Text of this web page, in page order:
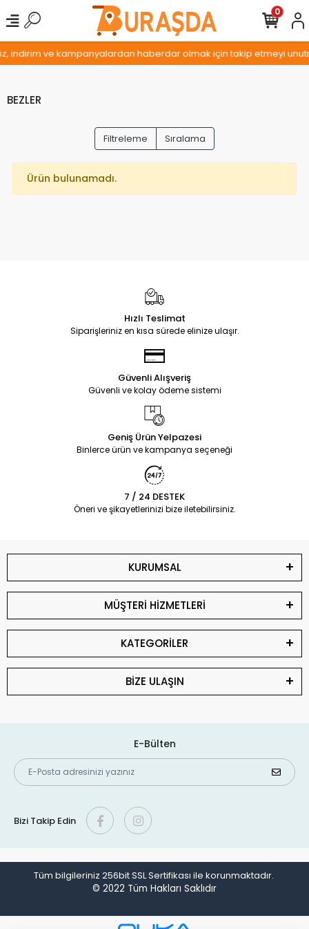
indirim ve kampanyalardan haberdar olmak için takip etmeyi
0
BEZLER
Filtreleme Sıralama
Ürün bulunamadı.
Hızlı Teslimat
Siparişleriniz en kısa sürede elinize ulaşır.
Güvenli Alışveriş
Güvenli ve kolay ödeme sistemi
Geniş Ürün Yelpazesi
Binlerce ürün ve kampanya seçeneği
7 / 24 DESTEK
Öneri ve şikayetlerinizi bize iletebilirsiniz.
KURUMSAL
MÜŞTERİ HİZMETLERİ
KATEGORİLER
BİZE ULAŞIN
E-Bülten
Bizi Takip Edin
Tüm bilgileriniz 256bit SSL Sertifikası ile korunmaktadır.
© 2022 Tüm Hakları Saklıdır